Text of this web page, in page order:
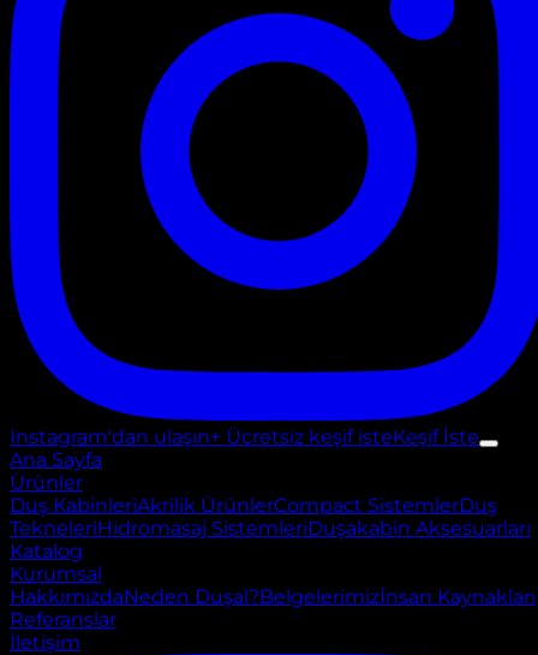
Instagram'dan ulaşın+ Ücretsiz keşif isteKeşif İste
Ana Sayfa
Ürünler
Duş KabinleriAkrilik ÜrünlerCompact SistemlerDuş
TekneleriHidromasaj SistemleriDuşakabin Aksesuarları
Katalog
Kurumsal
HakkımızdaNeden Duşal?Belgelerimizİnsan Kaynakları
Referanslar
İletişim